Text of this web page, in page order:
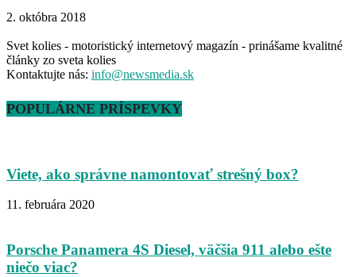
2. októbra 2018
Svet kolies - motoristický internetový magazín - prinášame kvalitné
články zo sveta kolies
Kontaktujte nás: info@newsmedia.sk
POPULÁRNE PRÍSPEVKY
Viete, ako správne namontovať strešný box?
11. februára 2020
Porsche Panamera 4S Diesel, väčšia 911 alebo ešte
niečo viac?